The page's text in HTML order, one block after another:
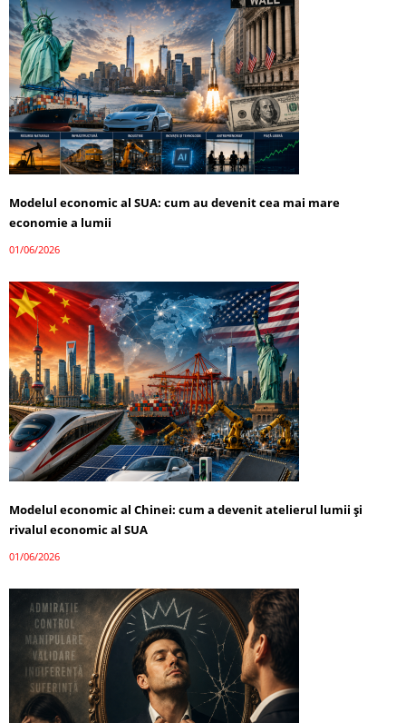
Modelul economic al SUA: cum au devenit cea mai mare
economie a lumii
01/06/2026
Modelul economic al Chinei: cum a devenit atelierul lumii și
rivalul economic al SUA
01/06/2026